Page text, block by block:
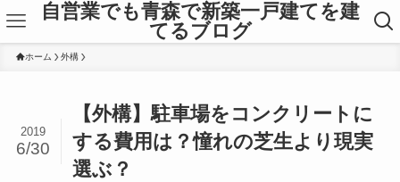
自営業でも青森で新築一戸建てを建
てるブログ
ホーム 外構
【外構】駐車場をコンクリートに
する費用は？憧れの芝生より現実
選ぶ？
2019
6/30